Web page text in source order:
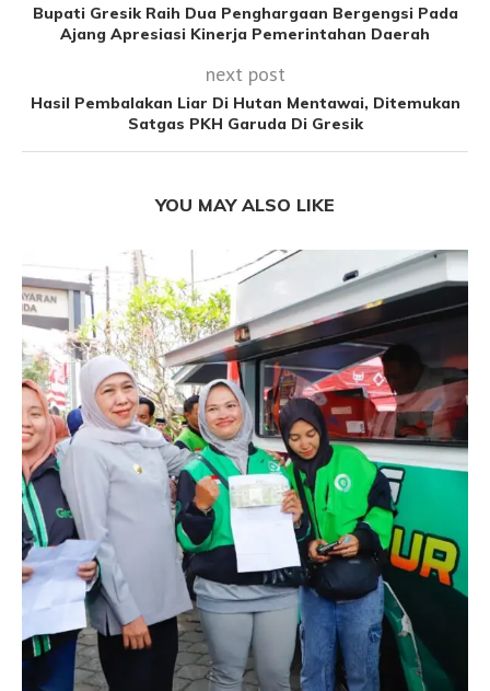
Bupati Gresik Raih Dua Penghargaan Bergengsi Pada
Ajang Apresiasi Kinerja Pemerintahan Daerah
next post
Hasil Pembalakan Liar Di Hutan Mentawai, Ditemukan
Satgas PKH Garuda Di Gresik
YOU MAY ALSO LIKE